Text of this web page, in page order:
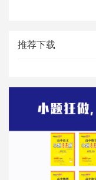
推荐下载